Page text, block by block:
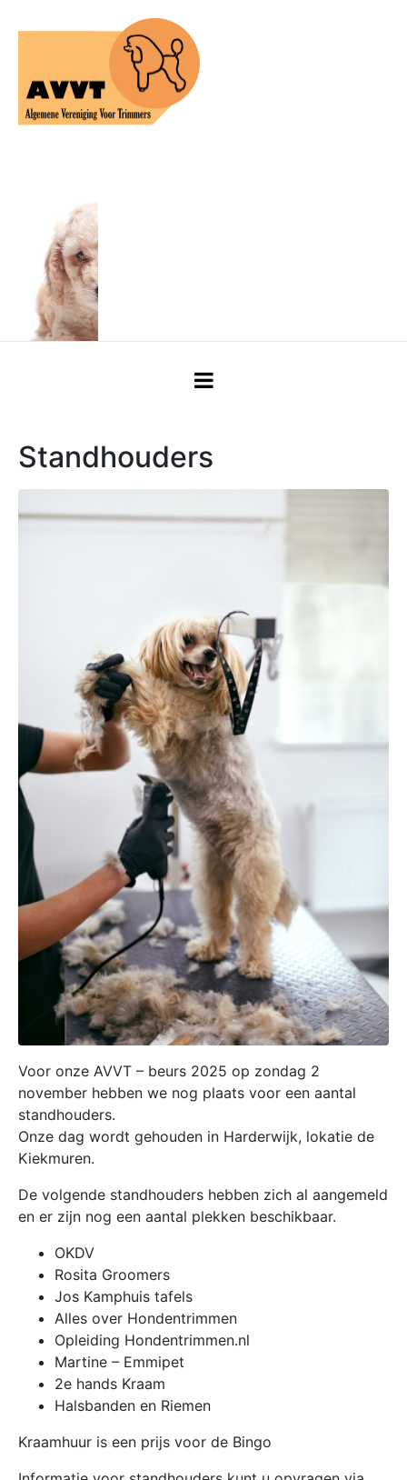
Standhouders
Voor onze AVVT – beurs 2025 op zondag 2
november hebben we nog plaats voor een aantal
standhouders.
Onze dag wordt gehouden in Harderwijk, lokatie de
Kiekmuren.
De volgende standhouders hebben zich al aangemeld
en er zijn nog een aantal plekken beschikbaar.
OKDV
Rosita Groomers
Jos Kamphuis tafels
Alles over Hondentrimmen
Opleiding Hondentrimmen.nl
Martine – Emmipet
2e hands Kraam
Halsbanden en Riemen
Kraamhuur is een prijs voor de Bingo